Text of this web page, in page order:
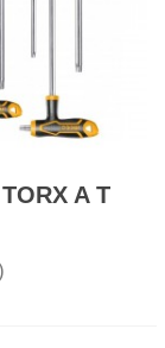
A T